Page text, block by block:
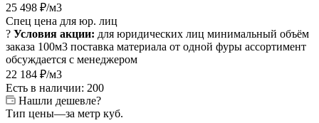
25 498 ₽/м3
Спец цена для юр. лиц
? Условия акции: для юридических лиц минимальный объём
заказа 100м3 поставка материала от одной фуры ассортимент
обсуждается с менеджером
22 184 ₽/м3
Есть в наличии: 200
Нашли дешевле?
Тип цены—за метр куб.